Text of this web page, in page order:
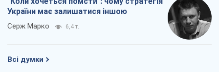
України має залишатися іншою
Серж Марко 6,4 т.
Всі думки